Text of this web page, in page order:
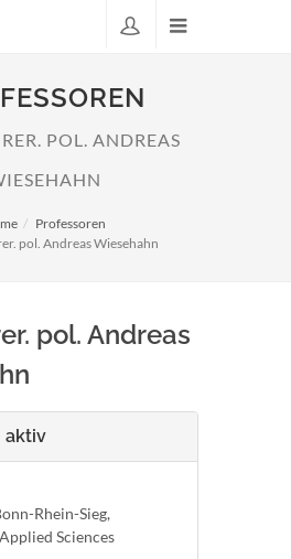
POL. ANDREAS
Professoren
pol. Andreas Wiesehahn
pol. Andreas
aktiv
Rhein-Sieg,
Sciences